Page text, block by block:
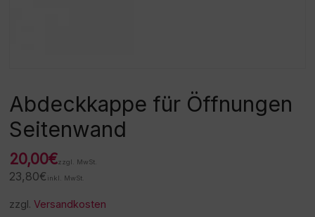
Abdeckkappe für Öffnungen
Seitenwand
20,00€zzgl. MwSt.
23,80€ inkl. MwSt.
zzgl.Versandkosten